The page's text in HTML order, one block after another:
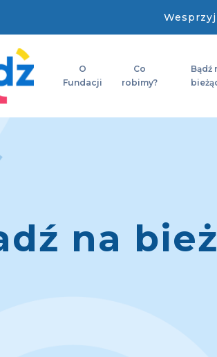
Wesprzyj
O
Fundacji
Co
robimy?
Bądź
na